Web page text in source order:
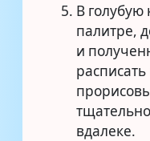
В голубую
палитре,
и
вдалеке.